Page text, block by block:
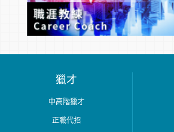
獵才
中高階獵才
正職代招